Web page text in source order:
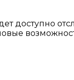
доступно